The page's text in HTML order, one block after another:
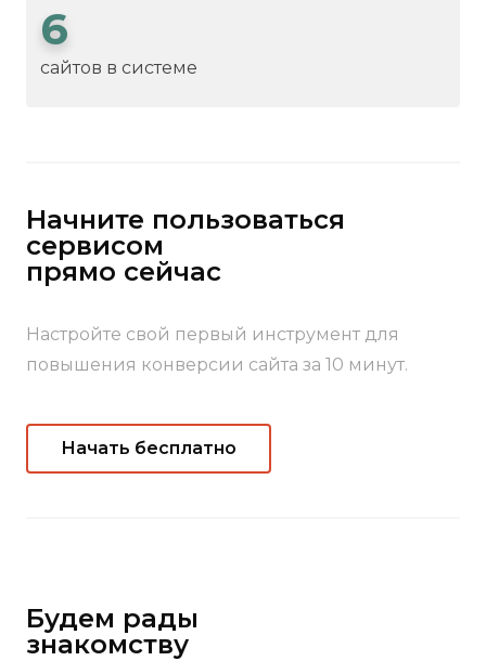
6
сайтов в системе
Начните пользоваться
сервисом
прямо сейчас
Настройте свой первый инструмент для
повышения конверсии сайта за 10 минут.
Начать бесплатно
Будем рады
знакомству